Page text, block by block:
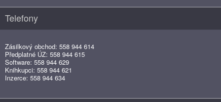
Telefony
Zásilkový obchod: 558 944 614
Předplatné ÚZ: 558 944 615
Software: 558 944 629
Knihkupci: 558 944 621
Inzerce: 558 944 634